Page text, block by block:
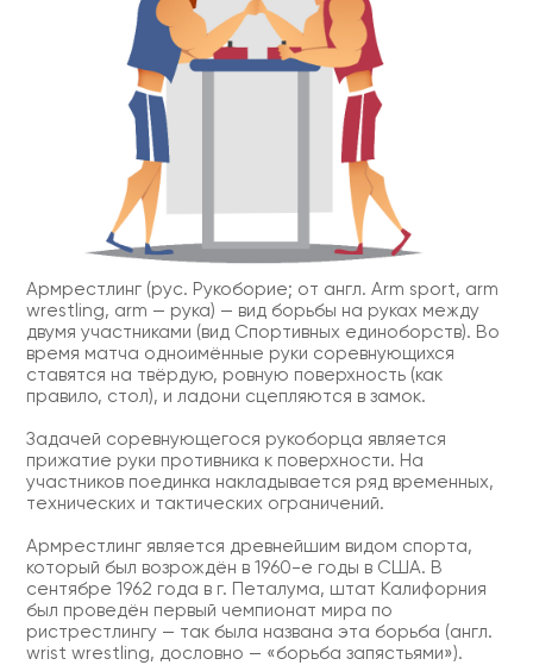
Армрестлинг (рус. Рукоборие; от англ. Arm sport, arm
wrestling, arm — рука) — вид борьбы на руках между
двумя участниками (вид Спортивных единоборств). Во
время матча одноимённые руки соревнующихся
ставятся на твёрдую, ровную поверхность (как
правило, стол), и ладони сцепляются в замок.
Задачей соревнующегося рукоборца является
прижатие руки противника к поверхности. На
участников поединка накладывается ряд временных,
технических и тактических ограничений.
Армрестлинг является древнейшим видом спорта,
который был возрождён в 1960-е годы в США. В
сентябре 1962 года в г. Петалума, штат Калифорния
был проведён первый чемпионат мира по
ристрестлингу — так была названа эта борьба (англ.
wrist wrestling, дословно — «борьба запястьями»).